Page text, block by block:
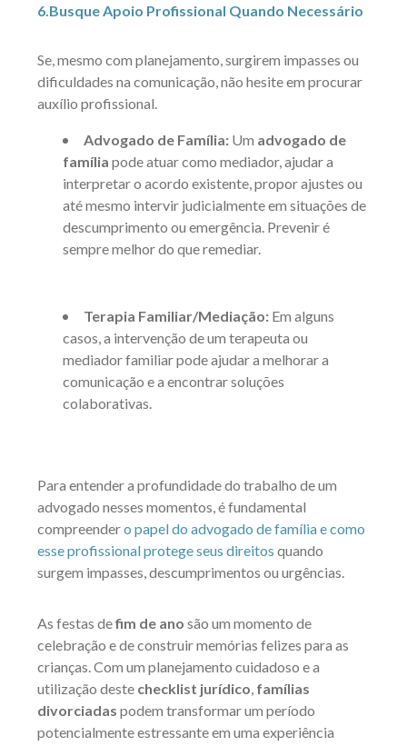
6.Busque Apoio Profissional Quando Necessário
Se, mesmo com planejamento, surgirem impasses ou
dificuldades na comunicação, não hesite em procurar
auxílio profissional.
Advogado de Família: Um advogado de
família pode atuar como mediador, ajudar a
interpretar o acordo existente, propor ajustes ou
até mesmo intervir judicialmente em situações de
descumprimento ou emergência. Prevenir é
sempre melhor do que remediar.
Terapia Familiar/Mediação: Em alguns
casos, a intervenção de um terapeuta ou
mediador familiar pode ajudar a melhorar a
comunicação e a encontrar soluções
colaborativas.
Para entender a profundidade do trabalho de um
advogado nesses momentos, é fundamental
compreendero papel do advogado de família e como
esse profissional protege seus direitos quando
surgem impasses, descumprimentos ou urgências.
As festas defim de ano são um momento de
celebração e de construir memórias felizes para as
crianças. Com um planejamento cuidadoso e a
utilização deste checklist jurídico famílias
divorciadas podem transformar um período
potencialmente estressante em uma experiência